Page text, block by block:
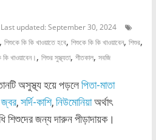
Last updated: September 30, 2024
শিশুকে কি কি খাওয়াতে হবে, শিশুকে কি কি খাওয়াবেন, শিশুর,
খাওয়াবেন।, শিশুর সুস্থ্যতা, শীতকাল, সবজি
অসুস্থ্য হয়ে পড়লেপিতা-মাতা
জ্বর,সর্দি-কাশি,নিউমোনিয়াঅর্থাৎ
শিশুদের জন্য দারুন পীড়াদায়ক।